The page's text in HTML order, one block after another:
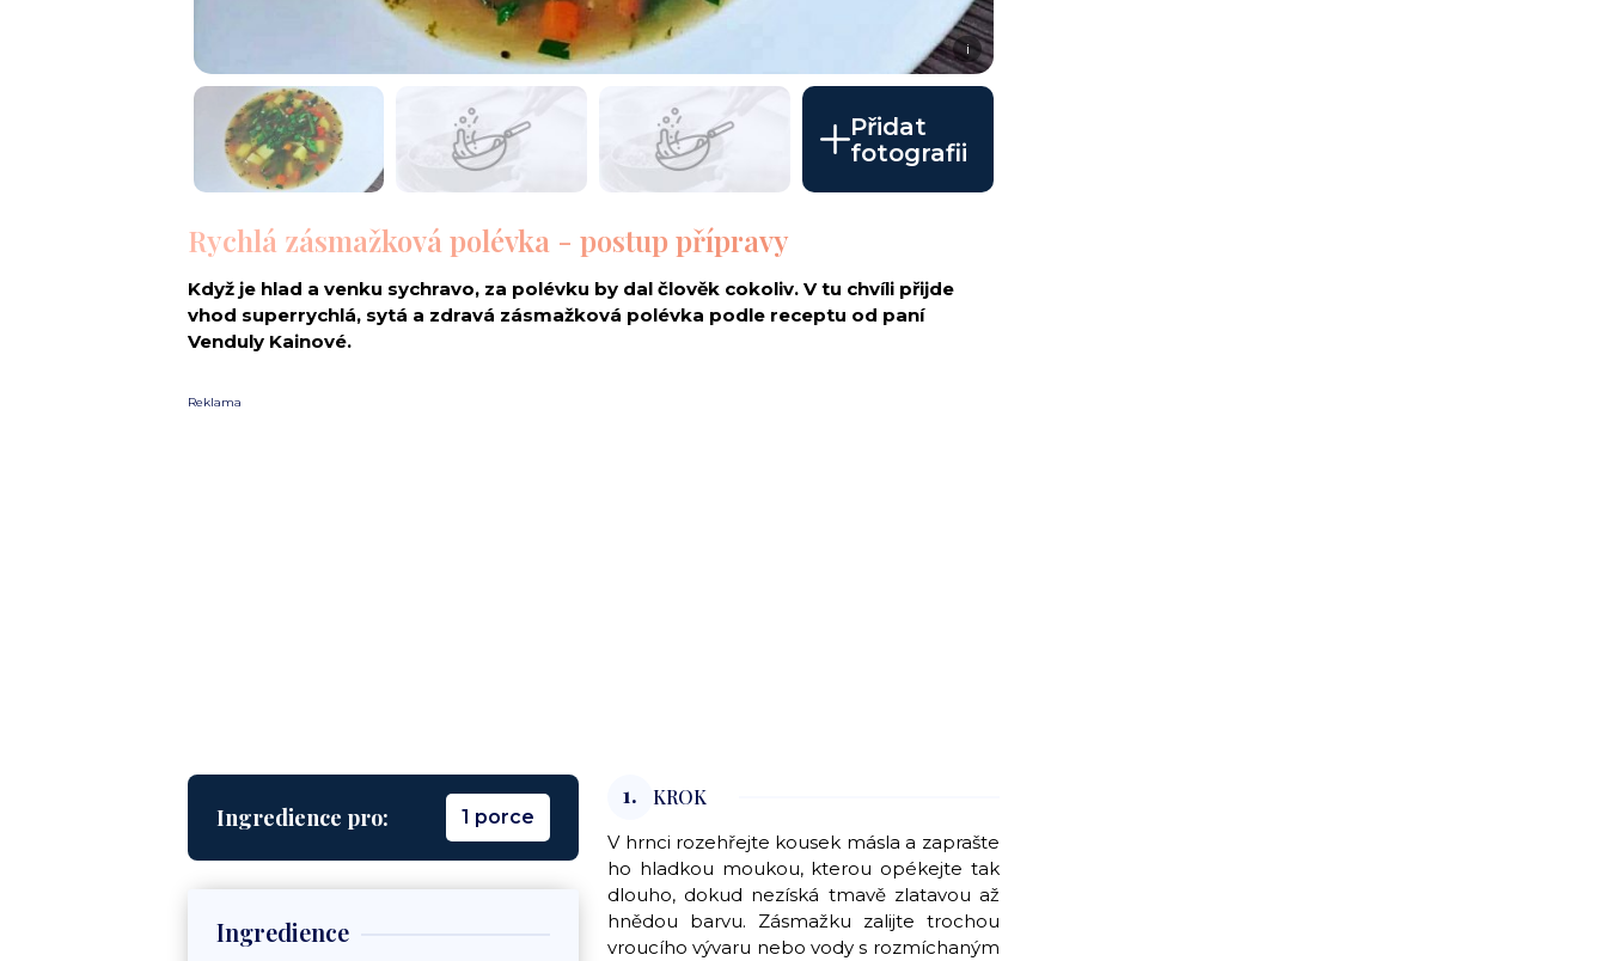
i
Přidat
fotografii
Rychlá zásmažková polévka - postup přípravy
Když je hlad a venku sychravo, za polévku by dal člověk cokoliv. V tu chvíli přijde
vhod superrychlá, sytá a zdravá zásmažková polévka podle receptu od paní
Venduly Kainové.
Reklama
Ingredience pro: 1 porce
Ingredience
1. KROK
V hrnci rozehřejte kousek másla a zaprašte
ho hladkou moukou, kterou opékejte tak
dlouho, dokud nezíská tmavě zlatavou až
hnědou barvu. Zásmažku zalijte trochou
vroucího vývaru nebo vody s rozmíchaným